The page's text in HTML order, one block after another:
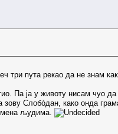
пута рекао да не знам
Па ја у животу нисам чуо
зову Слобòдан, како онда
људима.